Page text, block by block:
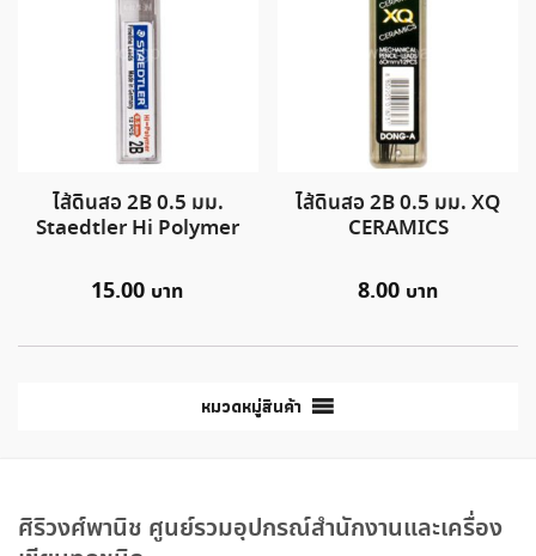
ไส้ดินสอ 2B 0.5 มม.
Staedtler Hi Polymer
15.00
ไส้ดินสอ 2B 0.5 มม. XQ
CERAMICS
8.00
หมวดหมู่สินค้า
ศิริวงศ์พานิช ศูนย์รวมอุปกรณ์สำนักงานและเครื่อง